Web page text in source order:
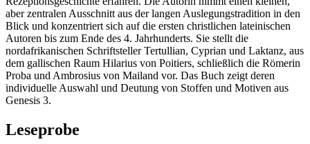
aber zentralen Ausschnitt aus der langen Auslegungstradition in den
Blick und konzentriert sich auf die ersten christlichen lateinischen
Autoren bis zum Ende des 4. Jahrhunderts. Sie stellt die
nordafrikanischen Schriftsteller Tertullian, Cyprian und Laktanz, aus
dem gallischen Raum Hilarius von Poitiers, schließlich die Römerin
Proba und Ambrosius von Mailand vor. Das Buch zeigt deren
individuelle Auswahl und Deutung von Stoffen und Motiven aus
Genesis 3.
Leseprobe